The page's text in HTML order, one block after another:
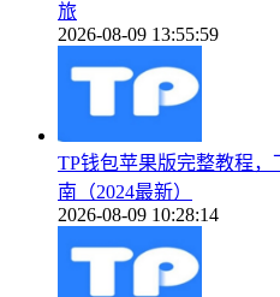
旅
2026-08-09 13:55:59
TP钱包苹果版完整教程
南（2024最新）
2026-08-09 10:28:14